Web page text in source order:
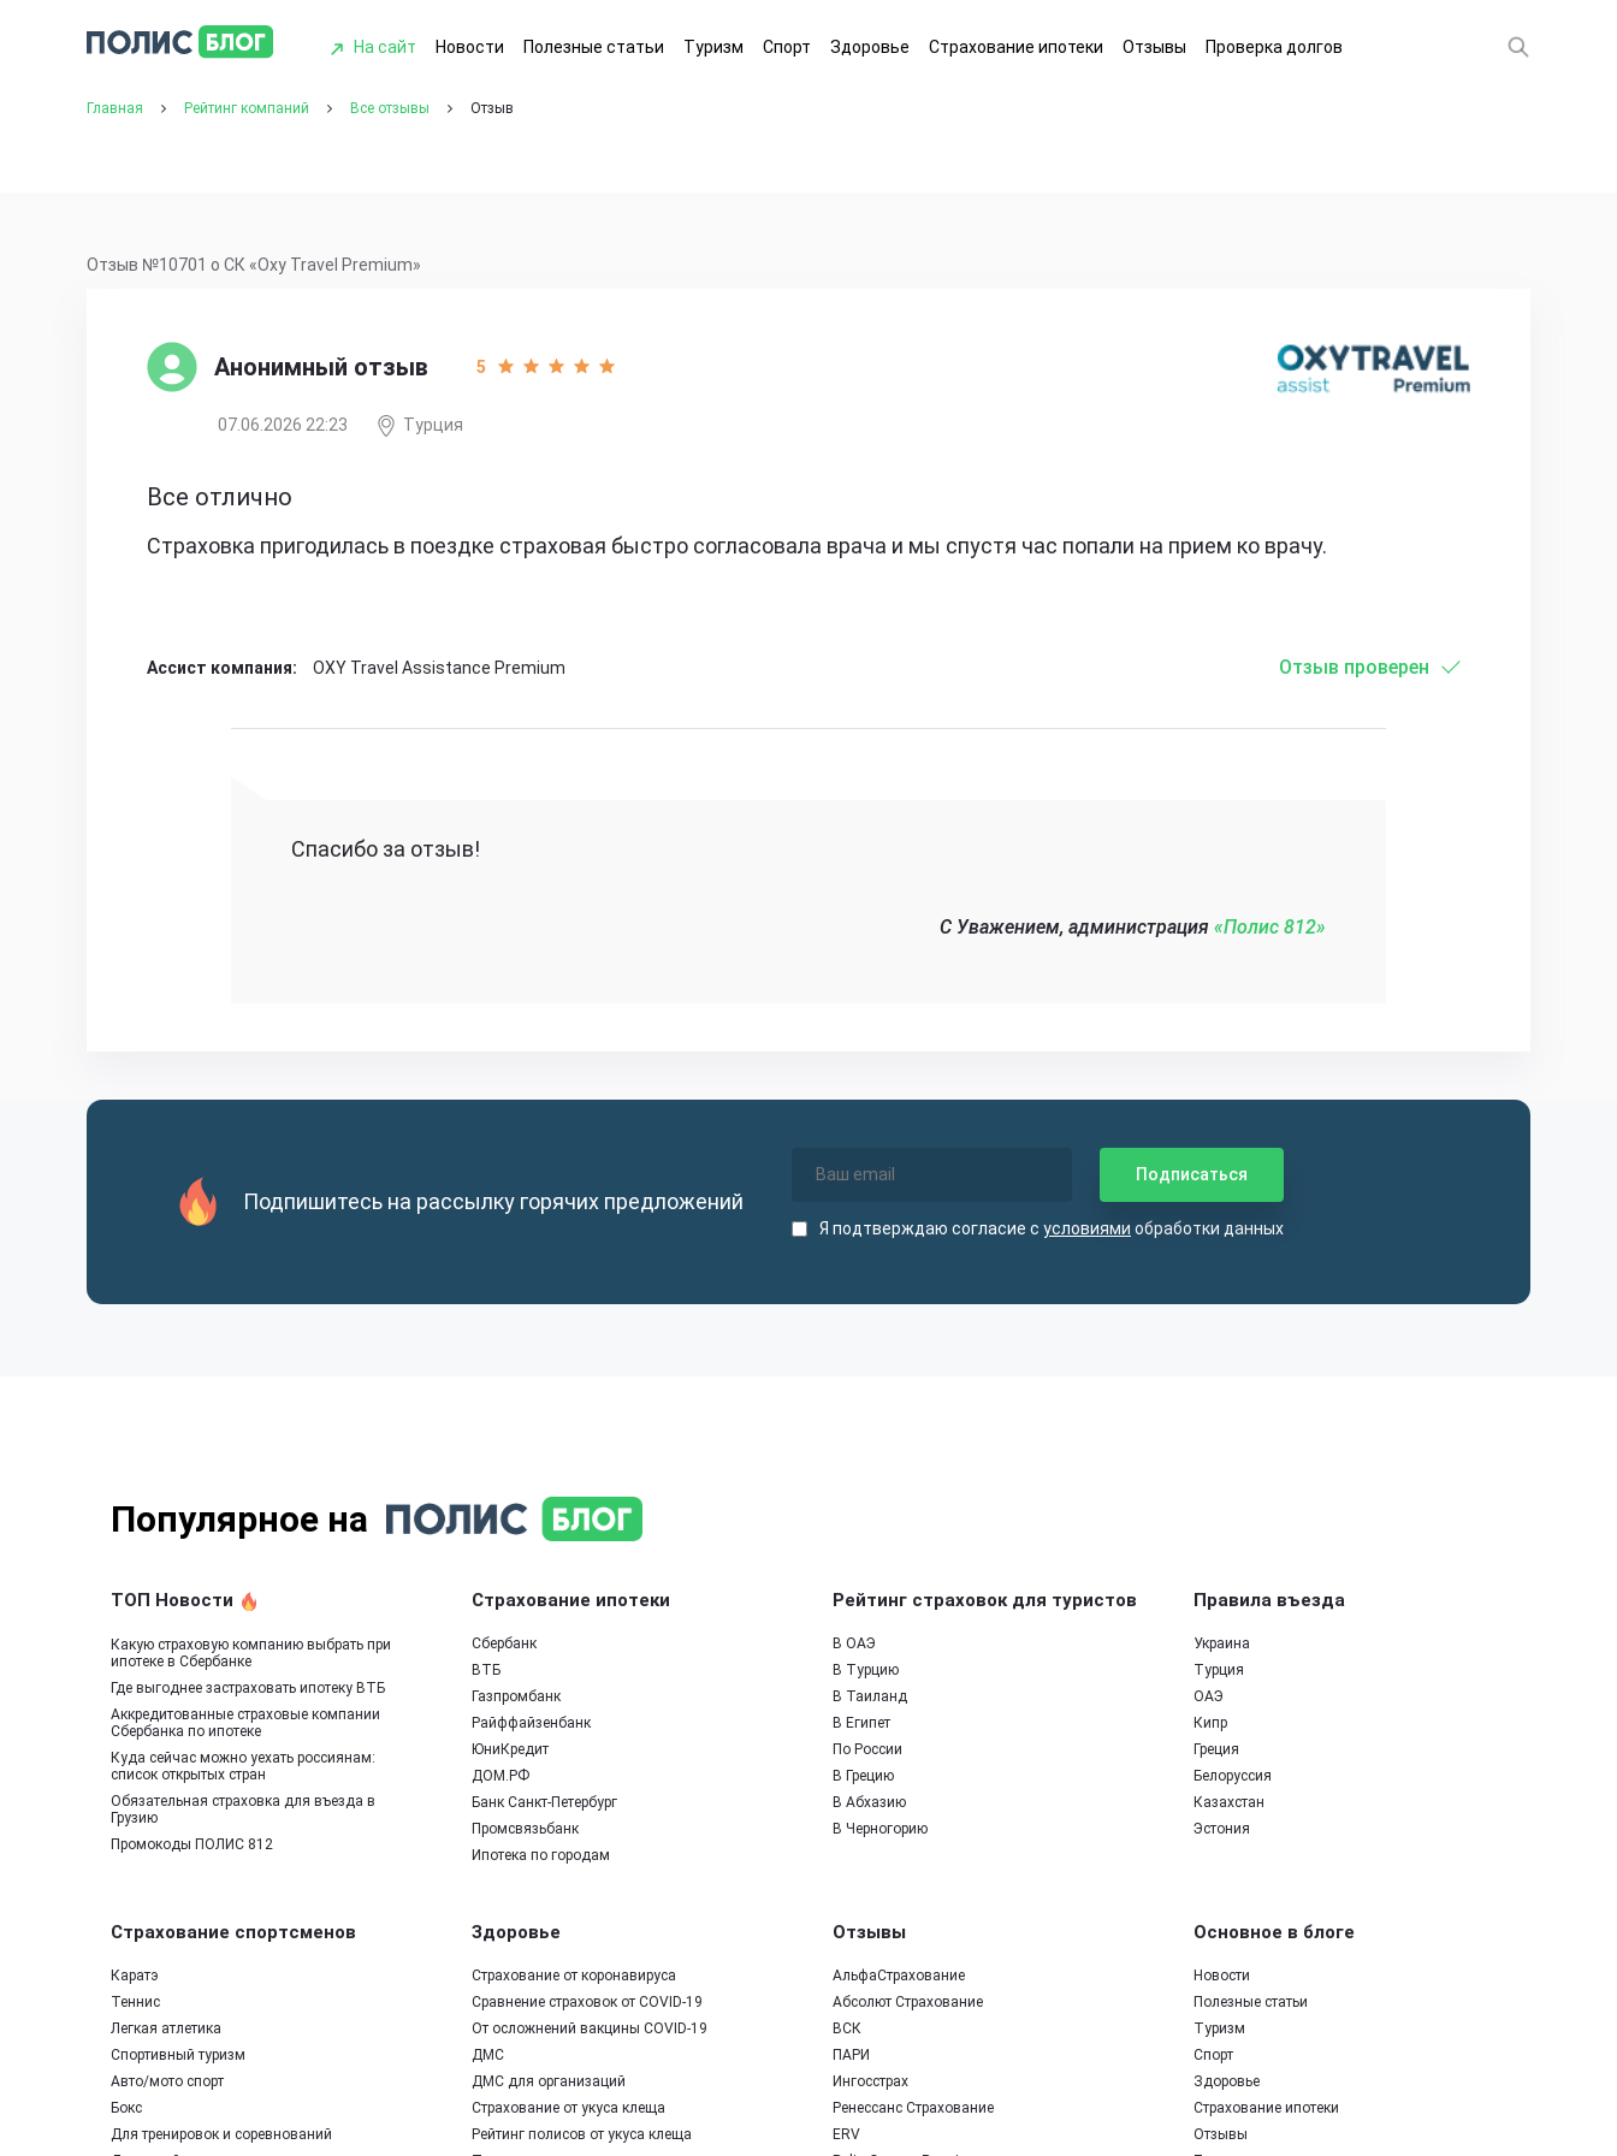
На сайт Новости Полезные статьи Туризм Спорт Здоровье Страхование ипотеки Отзывы Проверка долгов
Главная Рейтинг компаний Все отзывы Отзыв
Отзыв №10701 о СК «Oxy Travel Premium»
Анонимный отзыв 5
07.06.2026 22:23 Турция
Все отлично
Страховка пригодилась в поездке страховая быстро согласовала врача и мы спустя час попали на прием ко врачу.
Ассист компания: OXY Travel Assistance Premium Отзыв проверен
Спасибо за отзыв!
C Уважением, администрация «Полис 812»‎
Подпишитесь на рассылку горячих предложений
Я подтверждаю согласие с условиями обработки данных
Популярное на
ТОП Новости
Какую страховую компанию выбрать при
ипотеке в Сбербанке
Где выгоднее застраховать ипотеку ВТБ
Аккредитованные страховые компании
Сбербанка по ипотеке
Куда сейчас можно уехать россиянам:
список открытых стран
Обязательная страховка для въезда в
Грузию
Промокоды ПОЛИС 812
Страхование ипотеки
Сбербанк
ВТБ
Газпромбанк
Райффайзенбанк
ЮниКредит
ДОМ.РФ
Банк Санкт-Петербург
Промсвязьбанк
Ипотека по городам
Рейтинг страховок для туристов
В ОАЭ
В Турцию
В Таиланд
В Египет
По России
В Грецию
В Абхазию
В Черногорию
Правила въезда
Украина
Турция
ОАЭ
Кипр
Греция
Белоруссия
Казахстан
Эстония
Страхование спортсменов
Каратэ
Теннис
Легкая атлетика
Спортивный туризм
Авто/мото спорт
Бокс
Для тренировок и соревнований
Здоровье
Страхование от коронавируса
Сравнение страховок от COVID-19
От осложнений вакцины COVID-19
ДМС
ДМС для организаций
Страхование от укуса клеща
Рейтинг полисов от укуса клеща
Отзывы
АльфаСтрахование
Абсолют Страхование
ВСК
ПАРИ
Ингосстрах
Ренессанс Страхование
ERV
Основное в блоге
Новости
Полезные статьи
Туризм
Спорт
Здоровье
Страхование ипотеки
Отзывы